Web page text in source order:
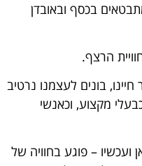
בכסף ובאובדן
הרצף.
בונים לעצמנו נרטיב
מקצוע, וכאנשי
ועכשיו – פוגע בחוויה של